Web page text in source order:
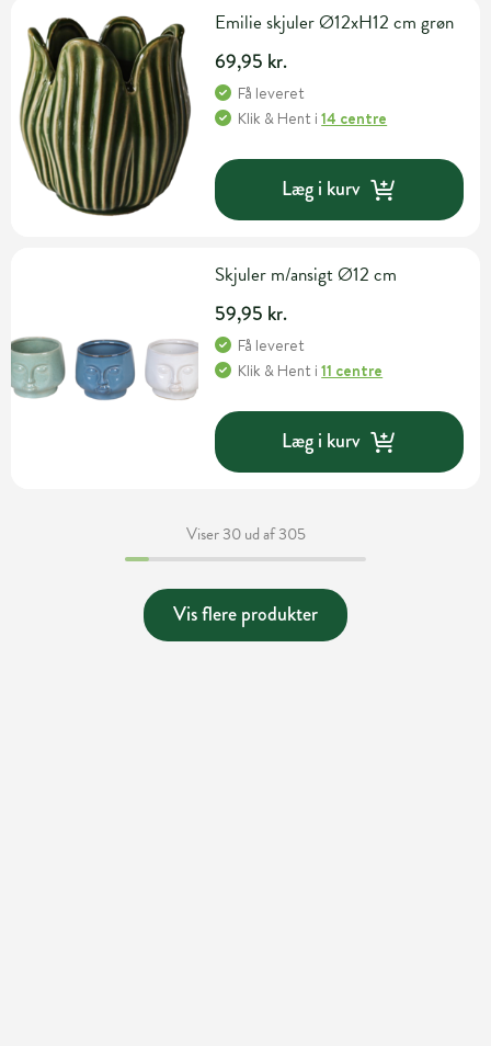
Emilie skjuler Ø12xH12 cm grøn
69,95 kr.
Få leveret
Klik & Hent i14 centre
Læg i kurv
Skjuler m/ansigt Ø12 cm
59,95 kr.
Få leveret
Klik & Hent i11 centre
Læg i kurv
Viser 30 ud af 305
Vis flere produkter